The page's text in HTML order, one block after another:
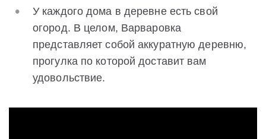
У каждого дома в деревне есть свой
огород. В целом, Варваровка
представляет собой аккуратную деревню,
прогулка по которой доставит вам
удовольствие.